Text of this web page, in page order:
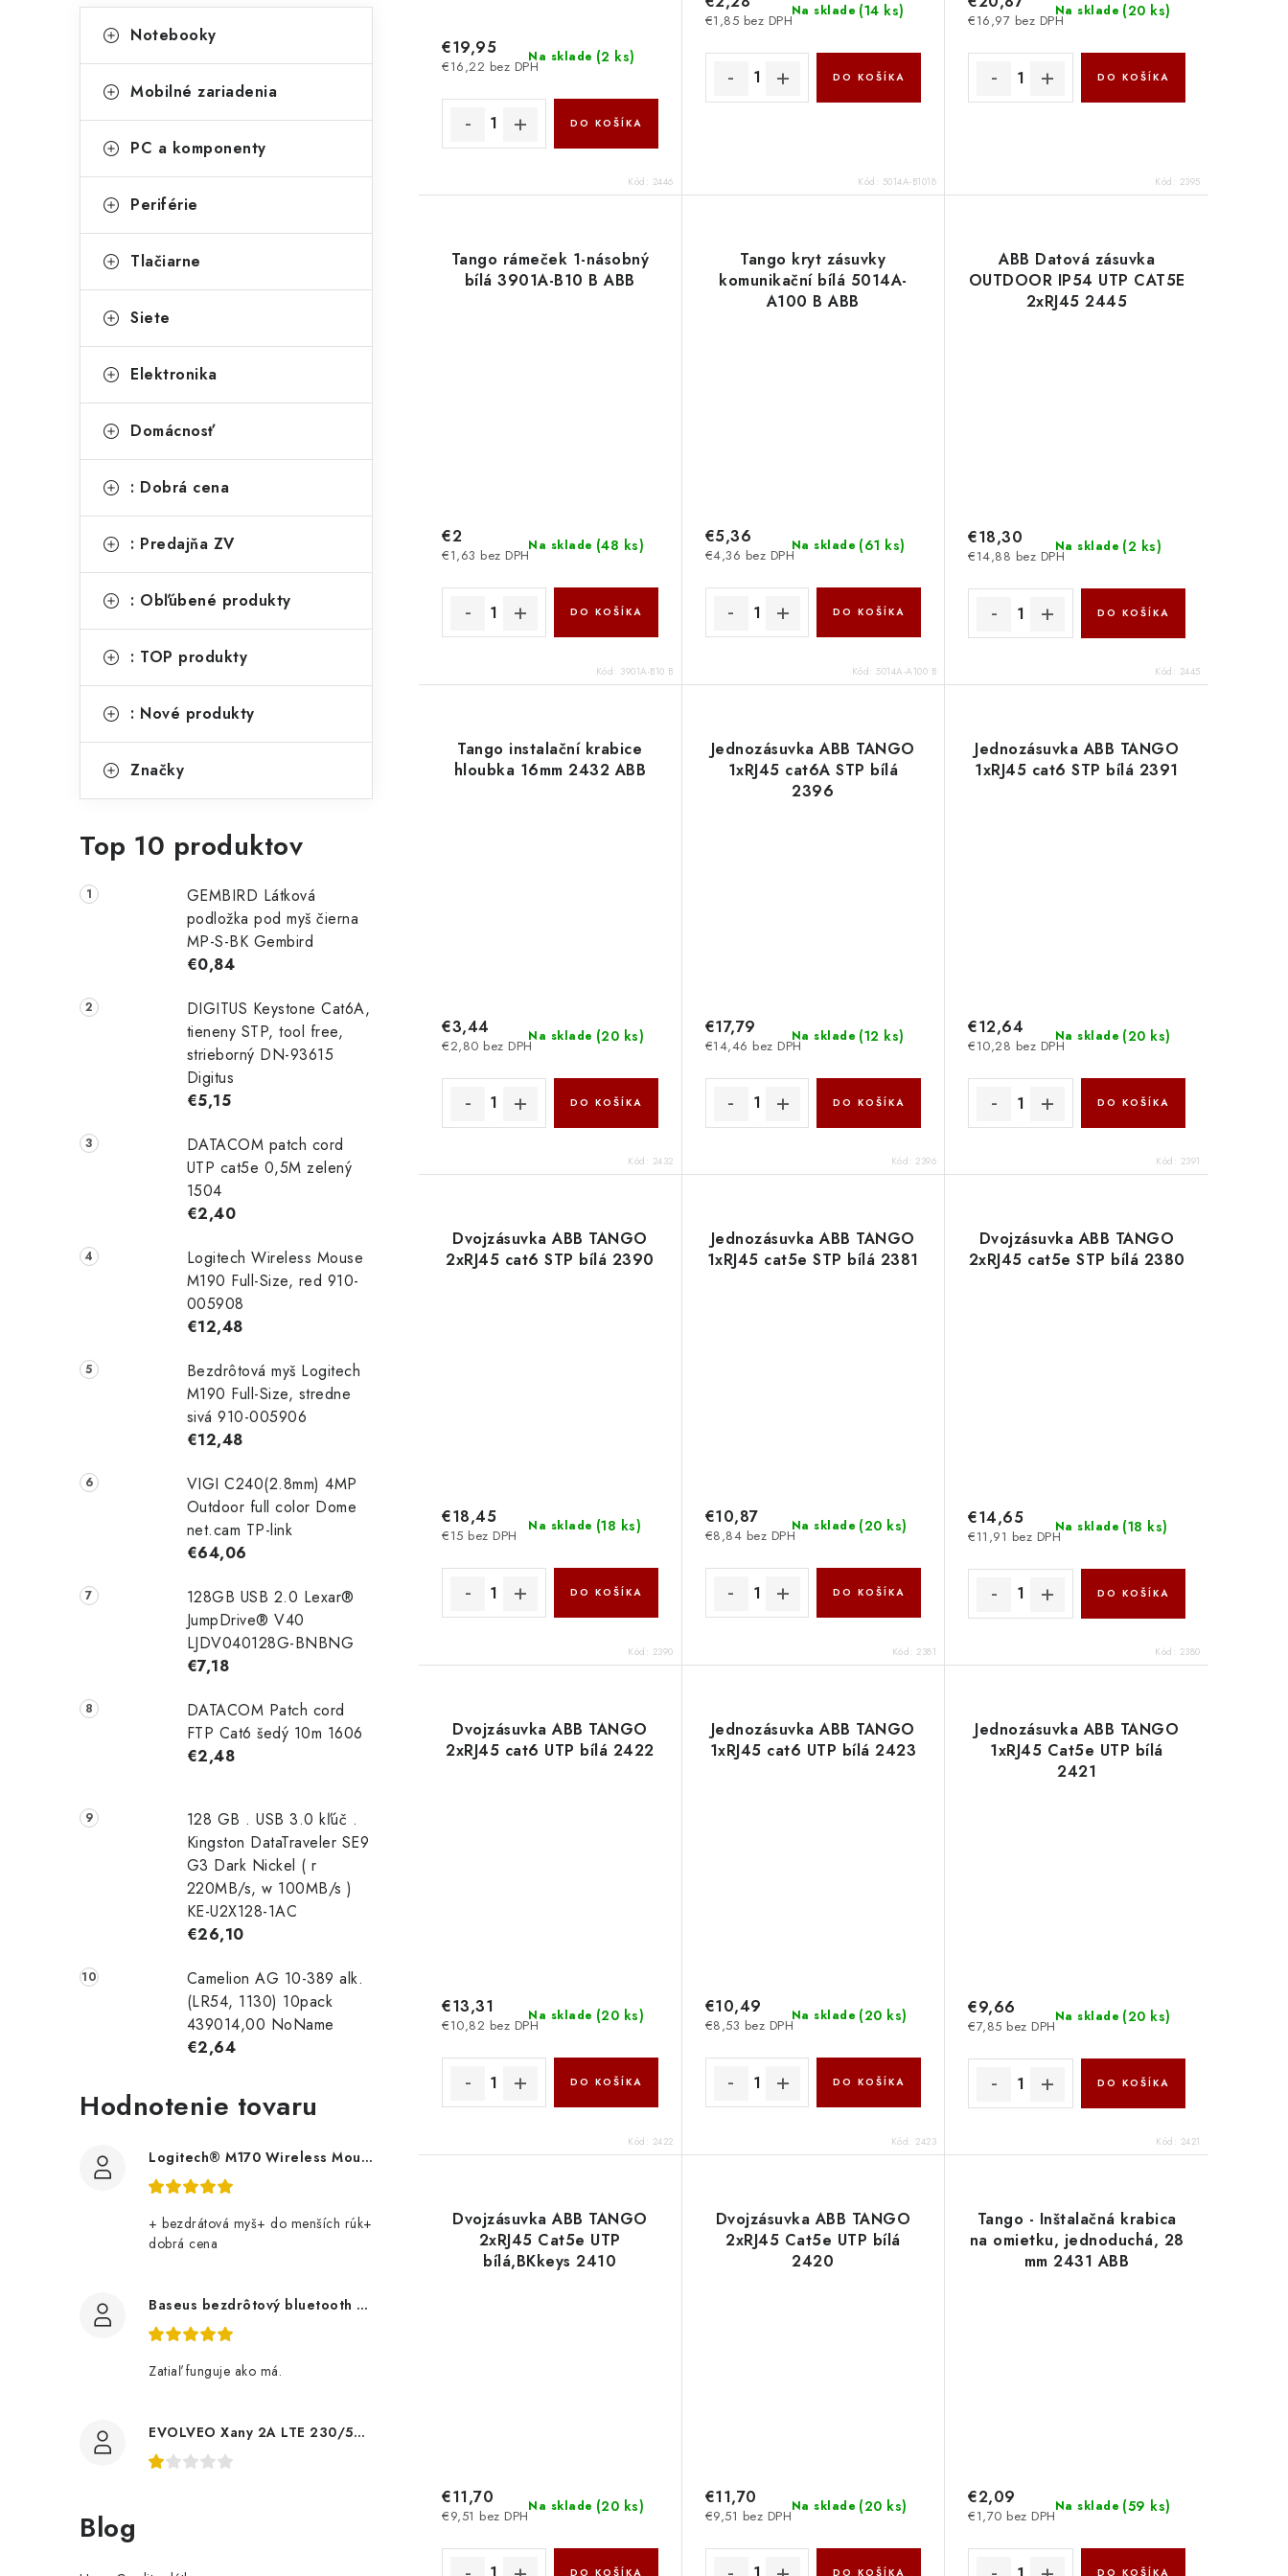
kategórie
a
e
ó
i
Notebooky
Mobilné zariadenia
PC a komponenty
Periférie
Tlačiarne
Siete
Elektronika
Domácnosť
: Dobrá cena
: Predajňa ZV
: Obľúbené produkty
: TOP produkty
: Nové produkty
Značky
Top 10 produktov
GEMBIRD Látková
podložka pod myš čierna
MP-S-BK Gembird
€0,84
DIGITUS Keystone Cat6A,
tieneny STP, tool free,
strieborný DN-93615
Digitus
€5,15
DATACOM patch cord
UTP cat5e 0,5M zelený
1504
€2,40
Logitech Wireless Mouse
M190 Full-Size, red 910-
005908
€12,48
Bezdrôtová myš Logitech
M190 Full-Size, stredne
sivá 910-005906
€12,48
VIGI C240(2.8mm) 4MP
Outdoor full color Dome
net.cam TP-link
€64,06
128GB USB 2.0 Lexar®
JumpDrive® V40
LJDV040128G-BNBNG
€7,18
DATACOM Patch cord
FTP Cat6 šedý 10m 1606
€2,48
128 GB . USB 3.0 kľúč .
Kingston DataTraveler SE9
G3 Dark Nickel ( r
220MB/s, w 100MB/s )
KE-U2X128-1AC
€26,10
Camelion AG 10-389 alk.
(LR54, 1130) 10pack
439014,00 NoName
€2,64
Hodnotenie tovaru
Logitech® M170 Wireless Mouse GREY 910-004642
+ bezdrátová myš+ do menších rúk+
dobrá cena
Baseus bezdrôtový bluetooth adaptér BA07 čierny 6932172622497 NoName
Zatiaľ funguje ako má.
EVOLVEO Xany 2A LTE 230/5V, 45dBi aktivní pokojová anténa DVB-T/T2, LTE filtr tdexany2a Evolveo
Blog
k
t
o
v
Na sklade (2 ks)
€16,22 bez DPH
€19,95
DO KOŠÍKA
Kód: 2446
Na sklade (14 ks)
€1,85 bez DPH
DO KOŠÍKA
Kód: 5014A-B1018
Na sklade (20 ks)
€16,97 bez DPH
DO KOŠÍKA
Kód: 2395
Tango rámeček 1-násobný
bílá 3901A-B10 B ABB
Na sklade (48 ks)
€1,63 bez DPH
€2
DO KOŠÍKA
Kód: 3901A-B10 B
Tango kryt zásuvky
komunikační bílá 5014A-
A100 B ABB
Na sklade (61 ks)
€4,36 bez DPH
€5,36
DO KOŠÍKA
Kód:5014A-A100 B
ABB Datová zásuvka
OUTDOOR IP54 UTP CAT5E
2xRJ45 2445
Na sklade (2 ks)
€14,88 bez DPH
€18,30
DO KOŠÍKA
Kód: 2445
Tango instalační krabice
hloubka 16mm 2432 ABB
Na sklade (20 ks)
€2,80 bez DPH
€3,44
DO KOŠÍKA
Kód: 2432
Jednozásuvka ABB TANGO
1xRJ45 cat6A STP bílá
2396
Na sklade (12 ks)
€14,46 bez DPH
€17,79
DO KOŠÍKA
Kód: 2396
Jednozásuvka ABB TANGO
1xRJ45 cat6 STP bílá 2391
Na sklade (20 ks)
€10,28 bez DPH
€12,64
DO KOŠÍKA
Kód: 2391
Dvojzásuvka ABB TANGO
2xRJ45 cat6 STP bílá 2390
Na sklade (18 ks)
€15 bez DPH
€18,45
DO KOŠÍKA
Kód: 2390
Jednozásuvka ABB TANGO
1xRJ45 cat5e STP bílá 2381
Na sklade (20 ks)
€8,84 bez DPH
€10,87
DO KOŠÍKA
Kód: 2381
Dvojzásuvka ABB TANGO
2xRJ45 cat5e STP bílá 2380
Na sklade (18 ks)
€11,91 bez DPH
€14,65
DO KOŠÍKA
Kód: 2380
Dvojzásuvka ABB TANGO
2xRJ45 cat6 UTP bílá 2422
Na sklade (20 ks)
€10,82 bez DPH
€13,31
DO KOŠÍKA
Kód: 2422
Jednozásuvka ABB TANGO
1xRJ45 cat6 UTP bílá 2423
Na sklade (20 ks)
€8,53 bez DPH
€10,49
DO KOŠÍKA
Kód: 2423
Jednozásuvka ABB TANGO
1xRJ45 Cat5e UTP bílá
2421
Na sklade (20 ks)
€7,85 bez DPH
€9,66
DO KOŠÍKA
Kód: 2421
Dvojzásuvka ABB TANGO
2xRJ45 Cat5e UTP
bílá,BKkeys 2410
Na sklade (20 ks)
€9,51 bez DPH
€11,70
DO KOŠÍKA
Dvojzásuvka ABB TANGO
2xRJ45 Cat5e UTP bílá
2420
Na sklade (20 ks)
€9,51 bez DPH
€11,70
DO KOŠÍKA
Tango - Inštalačná krabica
na omietku, jednoduchá, 28
mm 2431 ABB
Na sklade (59 ks)
€1,70 bez DPH
€2,09
DO KOŠÍKA